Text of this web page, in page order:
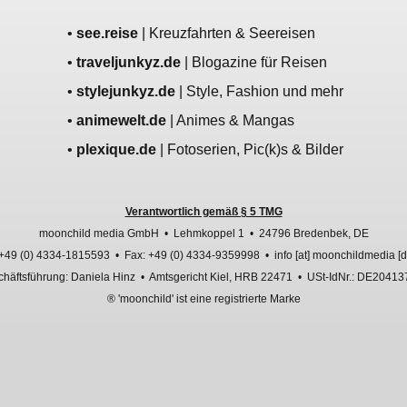
• see.reise| Kreuzfahrten & Seereisen
• traveljunkyz.de| Blogazine für Reisen
• stylejunkyz.de| Style, Fashion und mehr
• animewelt.de| Animes & Mangas
• plexique.de| Fotoserien, Pic(k)s & Bilder
Verantwortlich gemäß § 5 TMG
moonchild media GmbH • Lehmkoppel 1 • 24796 Bredenbek, DE
(0) 4334-1815593 • Fax: +49 (0) 4334-9359998 • info [at] moonchildmedia
Daniela Hinz • Amtsgericht Kiel, HRB 22471 • USt-IdNr.:
® 'moonchild' ist eine registrierte Marke